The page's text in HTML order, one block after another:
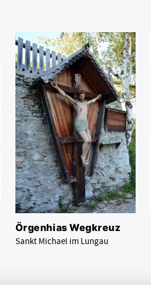
Örgenhias Wegkreuz
Sankt Michael im Lungau